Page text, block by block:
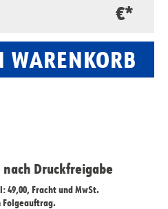
2,98 €€*
Wert ein oder
WARENKORB
Druckfreigabe
49,00, Fracht und MwSt.